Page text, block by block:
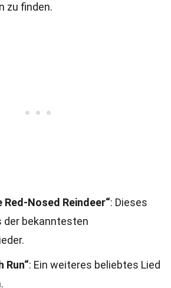
zu finden.
Red-Nosed Reindeer“: Dieses
der bekanntesten
Run“: Ein weiteres beliebtes Lied